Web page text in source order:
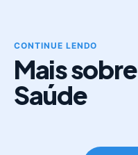
CONTINUE LENDO
Mais sobre
Saúde